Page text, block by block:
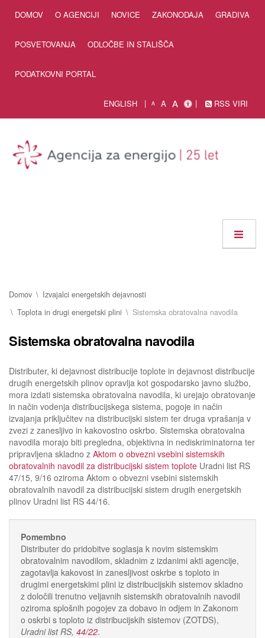
DOMOV O AGENCIJI NOVICE ZAKONODAJA GRADIVA
POSVETOVANJA ODLOČBE IN STALIŠČA
PODATKOVNI PORTAL
ENGLISH A A A RSS VIRI
Domov
Izvajalci energetskih dejavnosti
Toplota in drugi energetski plini
Sistemska obratovalna navodila
Sistemska obratovalna navodila
Distributer, ki dejavnost distribucije toplote in dejavnost distribucije
drugih energetskih plinov opravlja kot gospodarsko javno službo,
mora izdati sistemska obratovalna navodila, ki urejajo obratovanje
in način vodenja distribucijskega sistema, pogoje in način
izvajanja priključitev na distribucijski sistem ter druga vprašanja v
zvezi z zanesljivo in kakovostno oskrbo. Sistemska obratovalna
navodila morajo biti pregledna, objektivna in nediskriminatorna ter
pripravljena skladno z Aktom o obvezni vsebini sistemskih
obratovalnih navodil za distribucijski sistem toplote Uradni list RS
47/15, 9/16 oziroma Aktom o obvezni vsebini sistemskih
obratovalnih navodil za distribucijski sistem drugih energetskih
plinov Uradni list RS 44/16.
Pomembno
Distributer do pridobitve soglasja k novim sistemskim
obratovalnim navodilom, skladnim z izdanimi akti agencije,
zagotavlja kakovost in zanesljivost oskrbe s toploto in
drugimi energetskimi plini iz distribucijskih sistemov skladno
z določili trenutno veljavnih sistemskih obratovalnih navodil
oziroma splošnih pogojev za dobavo in odjem in Zakonom
o oskrbi s toploto iz distribucijskih sistemov (ZOTDS),
Uradni list RS, 44/22.